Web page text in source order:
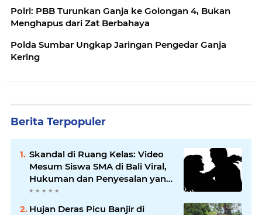
Polri: PBB Turunkan Ganja ke Golongan 4, Bukan
Menghapus dari Zat Berbahaya
Polda Sumbar Ungkap Jaringan Pengedar Ganja
Kering
Berita Terpopuler
Skandal di Ruang Kelas: Video
Mesum Siswa SMA di Bali Viral,
Hukuman dan Penyesalan yang
Mengikuti
Hujan Deras Picu Banjir di